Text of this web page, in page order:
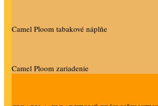
Camel Ploom tabakové náplňe
Camel Ploom zariadenie